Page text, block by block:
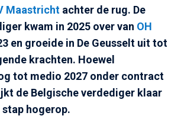
Maastricht achter de rug. De
kwam in 2025 over van OH
en groeide in De Geusselt uit tot
krachten. Hoewel
tot medio 2027 onder contract
de Belgische verdediger klaar
hogerop.